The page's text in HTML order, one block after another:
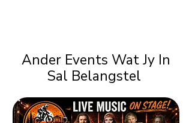
Ander Events Wat Jy In
Sal Belangstel